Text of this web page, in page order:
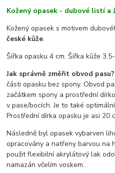
Kožený opasek - dubové listí a
Kožený opasek s motivem
české kůže.
Šířka opasku 4 cm. Šířka kůže
Jak správně změřit obvod
části opasku bez spony. Obvod
začátkem spony a prostřední
v pase/bocích. Je to také
Prostřední dírka opasku je asi 20
Následně byl opasek vybarven
opracovány a natřeny barvou na
použit flexibilní akrylátový lak
namazán včelím voskem.